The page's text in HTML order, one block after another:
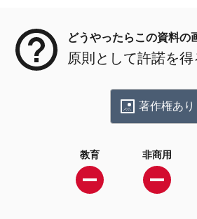
どうやったらこの資料の
原則として許諾を
著作権あり
教育 非商用